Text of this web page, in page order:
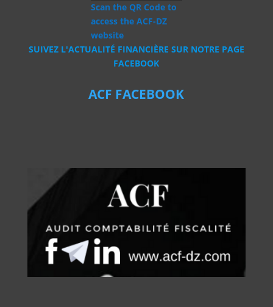
Scan the QR Code to
access the ACF-DZ
website
SUIVEZ L'ACTUALITÉ FINANCIÈRE SUR NOTRE PAGE
FACEBOOK
ACF FACEBOOK